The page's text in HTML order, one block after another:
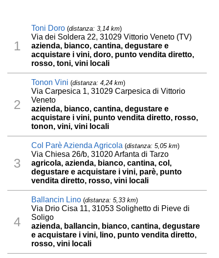
1
Toni Doro (distanza: 3,14 km)
Via dei Soldera 22, 31029 Vittorio Veneto (TV)
azienda, bianco, cantina, degustare e
acquistare i vini, doro, punto vendita diretto,
rosso, toni, vini locali
2
Tonon Vini (distanza: 4,24 km)
Via Carpesica 1, 31029 Carpesica di Vittorio
Veneto
azienda, bianco, cantina, degustare e
acquistare i vini, punto vendita diretto, rosso,
tonon, vini, vini locali
3
Col Parè Azienda Agricola (distanza: 5,05 km)
Via Chiesa 26/b, 31020 Arfanta di Tarzo
agricola, azienda, bianco, cantina, col,
degustare e acquistare i vini, parè, punto
vendita diretto, rosso, vini locali
4
Ballancin Lino (distanza: 5,33 km)
Via Drio Cisa 11, 31053 Solighetto di Pieve di
Soligo
azienda, ballancin, bianco, cantina, degustare
e acquistare i vini, lino, punto vendita diretto,
rosso, vini locali